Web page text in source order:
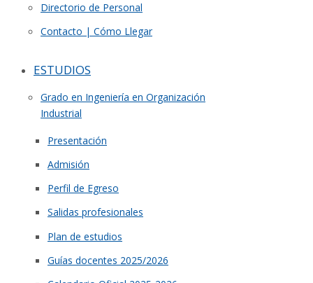
Directorio de Personal
Contacto | Cómo Llegar
ESTUDIOS
Grado en Ingeniería en Organización
Industrial
Presentación
Admisión
Perfil de Egreso
Salidas profesionales
Plan de estudios
Guías docentes 2025/2026